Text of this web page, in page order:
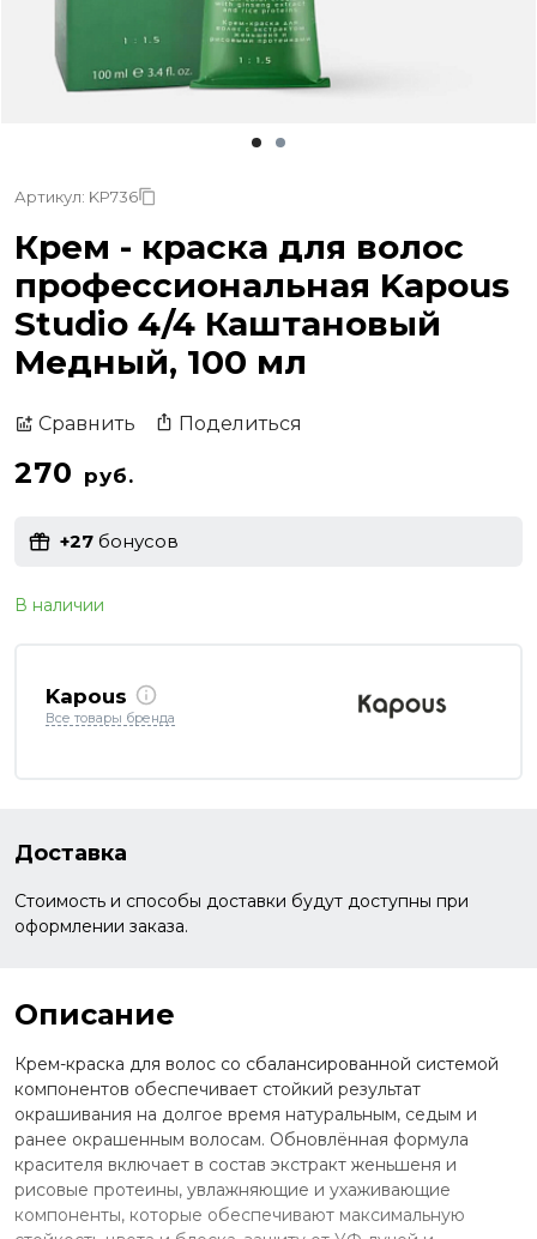
Артикул: KP736
Крем - краска для волос
профессиональная Kapous
Studio 4/4 Каштановый
Медный, 100 мл
Сравнить Поделиться
270 руб.
+27 бонусов
В наличии
Kapous
Все товары бренда
Доставка
Стоимость и способы доставки будут доступны при
оформлении заказа.
Описание
Крем-краска для волос со сбалансированной системой
компонентов обеспечивает стойкий результат
окрашивания на долгое время натуральным, седым и
ранее окрашенным волосам. Обновлённая формула
красителя включает в состав экстракт женьшеня и
рисовые протеины, увлажняющие и ухаживающие
компоненты, которые обеспечивают максимальную